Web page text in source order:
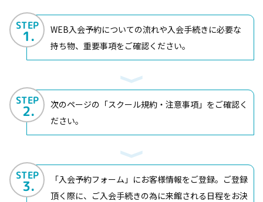
STEP
1.
WEB入会予約についての流れや入会手続きに必要な
持ち物、重要事項をご確認ください。
STEP
2.
次のページの「スクール規約・注意事項」をご確認く
ださい。
STEP
3.
「入会予約フォーム」にお客様情報をご登録。ご登録
頂く際に、ご入会手続きの為に来館される日程をお決